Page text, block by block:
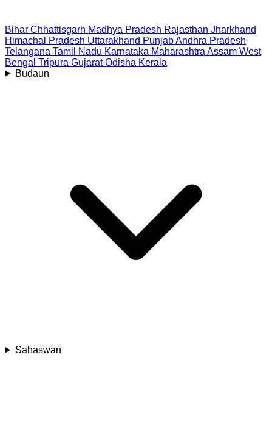
Bihar Chhattisgarh Madhya Pradesh Rajasthan Jharkhand
Himachal Pradesh Uttarakhand PunjabAndhra Pradesh
Telangana Tamil Nadu Karnataka Maharashtra Assam West
Bengal Tripura Gujarat Odisha Kerala
Budaun
Sahaswan